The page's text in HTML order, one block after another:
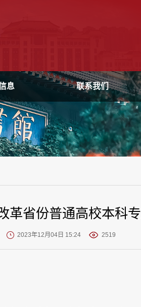
息 联系我们
革省份普通高校本科
2023年12月04日 15:24 2519